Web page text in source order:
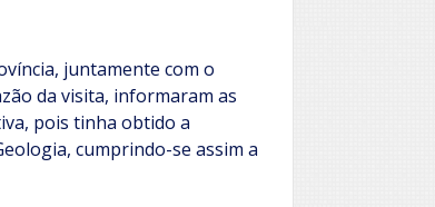
juntamente com o
da visita, informaram as
pois tinha obtido a
cumprindo-se assim a